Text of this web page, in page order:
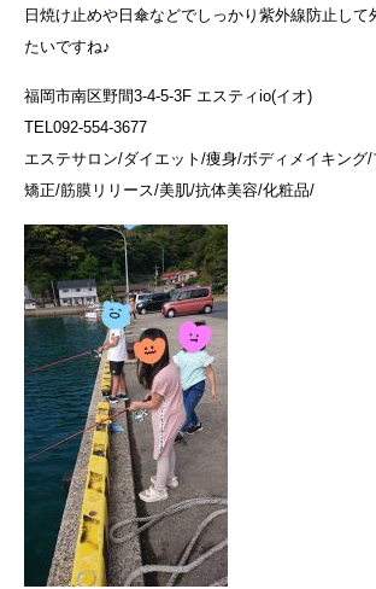
日焼け止めや日傘などでしっかり紫外線防止して
たいですね♪
福岡市南区野間3-4-5-3F エスティio(イオ)
TEL092-554-3677
エステサロン/ダイエット/痩身/ボディメイキング
矯正/筋膜リリース/美肌/抗体美容/化粧品/